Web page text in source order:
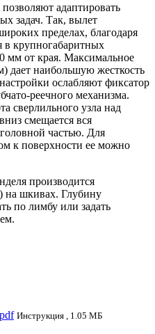
адаптировать
задач. Так, вылет
пределах, благодаря
в крупногабаритных
мм от края. Максимальное
дает наибольшую жесткость
ослабляют фиксатор
реечного механизма.
сверлильного узла над
смещается вся
частью. Для
к поверхности ее можно
производится
на шкивах. Глубину
по лимбу или задать
Инструкция , 1.05 МБ